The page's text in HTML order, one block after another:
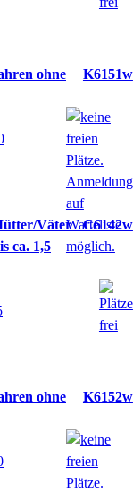
ohne
K6151w
Väter
ca. 1,5
C6142w
ohne
K6152w